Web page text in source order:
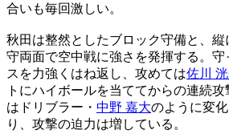
合いも毎回激しい。
秋田は整然としたブロック守備と、
守両面で空中戦に強さを発揮する。
スを力強くはね返し、攻めては佐川
トにハイボールを当ててからの連続
はドリブラー・ 中野 嘉大のように変
り、攻撃の迫力は増している。